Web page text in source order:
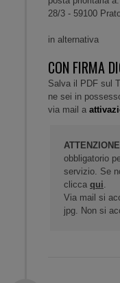
28/3 - 59100
in alternativa
CON FIRMA
Salva il PDF sul
ne sei in
via mail a
obbligatorio
servizio. Se
clicca qui.
Via mail si
jpg. Non si